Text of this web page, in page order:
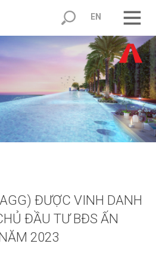
EN
ĐƯỢC VINH DANH
ĐẦU TƯ BĐS ẤN
2023